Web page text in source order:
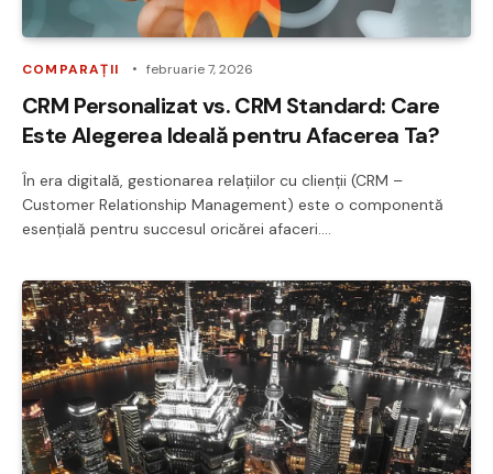
COMPARAȚII februarie 7, 2026
CRM Personalizat vs. CRM Standard: Care
Este Alegerea Ideală pentru Afacerea Ta?
În era digitală, gestionarea relațiilor cu clienții (CRM –
Customer Relationship Management) este o componentă
esențială pentru succesul oricărei afaceri.…